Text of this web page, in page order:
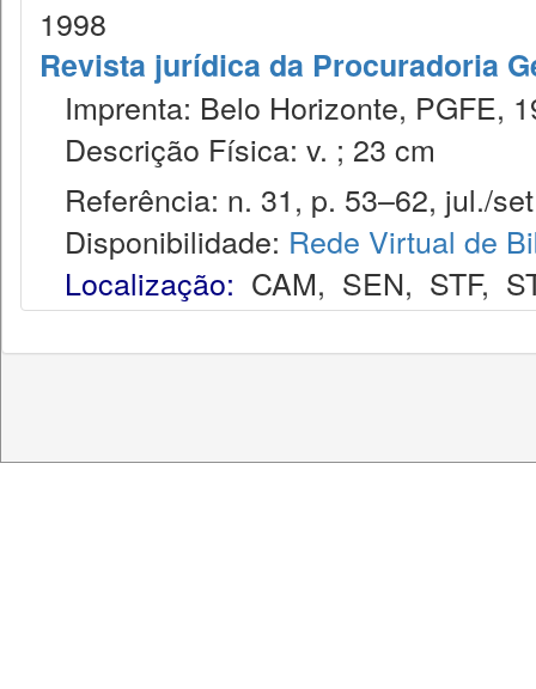
1998
Revista jurídica da Procuradoria
Imprenta: Belo Horizonte, PGFE,
Descrição Física: v. ; 23 cm
Referência: n. 31, p. 53–62, jul./
Disponibilidade: Rede Virtual de
Localização: CAM, SEN, STF,